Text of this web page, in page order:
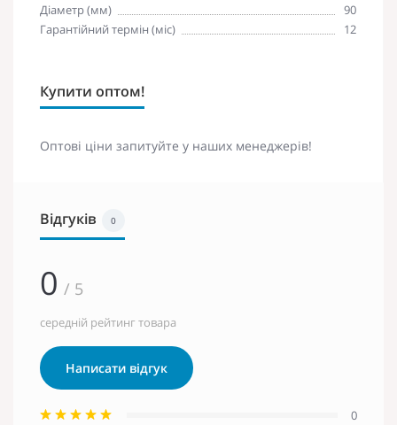
Діаметр (мм)
90
Гарантійний термін (міс)
12
Купити оптом!
Оптові ціни запитуйте у наших менеджерів!
Відгуків 0
0 / 5
середній рейтинг товара
Написати відгук
0